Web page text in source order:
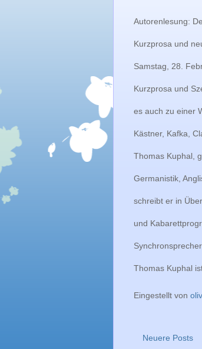
Autorenlesung:
Kurzprosa und
Samstag, 28.
Kurzprosa und
es auch zu einer
Kästner, Kafka,
Thomas Kuphal,
Germanistik,
schreibt er in
und
Synchronsprecher
Thomas Kuphal
Eingestellt von
Neuere Posts